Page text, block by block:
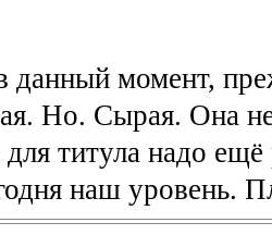
данный момент,
Но. Сырая. Она
титула надо
наш уровень.